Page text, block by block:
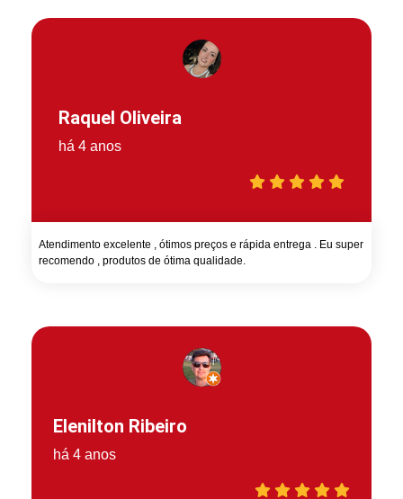
Raquel Oliveira
há 4 anos
Atendimento excelente , ótimos preços e rápida entrega . Eu super
recomendo , produtos de ótima qualidade.
Elenilton Ribeiro
há 4 anos